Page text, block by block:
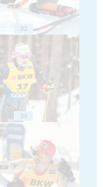
32
34